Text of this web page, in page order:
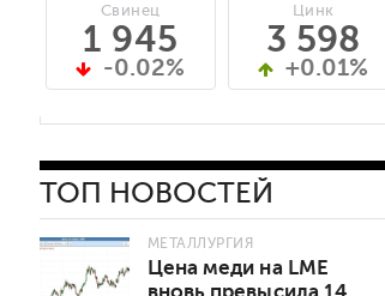
Свинец
1 945
-0.02%
Цинк
3 598
+0.01%
ТОП НОВОСТЕЙ
МЕТАЛЛУРГИЯ
Цена меди на LME